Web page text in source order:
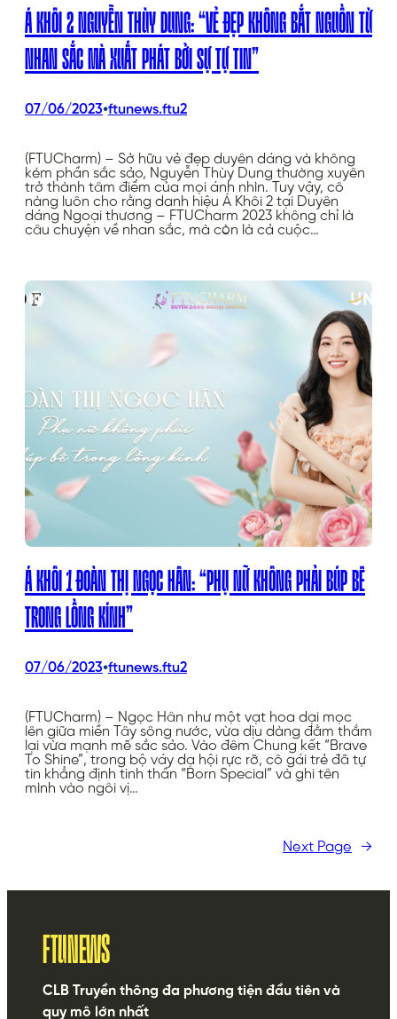
Á KHÔI 2 NGUYỄN THÙY DUNG: “VẺ ĐẸP KHÔNG BẮT NGUỒN TỪ
NHAN SẮC MÀ XUẤT PHÁT BỞI SỰ TỰ TIN”
07/06/2023•ftunews.ftu2
(FTUCharm) – Sở hữu vẻ đẹp duyên dáng và không
kém phần sắc sảo, Nguyễn Thùy Dung thường xuyên
trở thành tâm điểm của mọi ánh nhìn. Tuy vậy, cô
nàng luôn cho rằng danh hiệu Á Khôi 2 tại Duyên
dáng Ngoại thương – FTUCharm 2023 không chỉ là
câu chuyện về nhan sắc, mà còn là cả cuộc…
Á KHÔI 1 ĐOÀN THỊ NGỌC HÂN: “PHỤ NỮ KHÔNG PHẢI BÚP BÊ
TRONG LỒNG KÍNH”
07/06/2023•ftunews.ftu2
(FTUCharm) – Ngọc Hân như một vạt hoa dại mọc
lên giữa miền Tây sông nước, vừa dịu dàng đằm thắm
lại vừa mạnh mẽ sắc sảo. Vào đêm Chung kết “Brave
To Shine”, trong bộ váy dạ hội rực rỡ, cô gái trẻ đã tự
tin khẳng định tinh thần “Born Special” và ghi tên
mình vào ngôi vị…
Next Page →
FTUNEWS
CLB Truyền thông đa phương tiện đầu tiên và
quy mô lớn nhất